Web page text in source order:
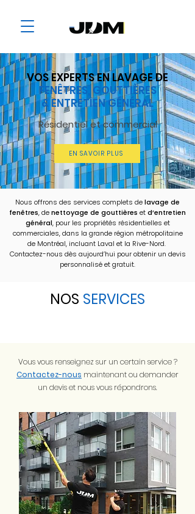
VOS EXPERTS EN LAVAGE DE
FENÊTRES, GOUTTIÈRES
&ENTRETIEN GÉNÉRAL
Résidentiel et commercial
EN SAVOIR PLUS
Nous offrons des services complets delavage de
fenêtres, denettoyage de gouttières etd’entretien
général, pour les propriétés résidentielles et
commerciales, dans la grande région métropolitaine
de Montréal, incluant Laval et la Rive-Nord.
Contactez-nous dès aujourd’hui pour obtenir un devis
personnalisé et gratuit.
NOS SERVICES
Vous vous renseignez sur un certain service ?
Contactez-nous maintenant ou demander
un devis et nous vous répondrons.